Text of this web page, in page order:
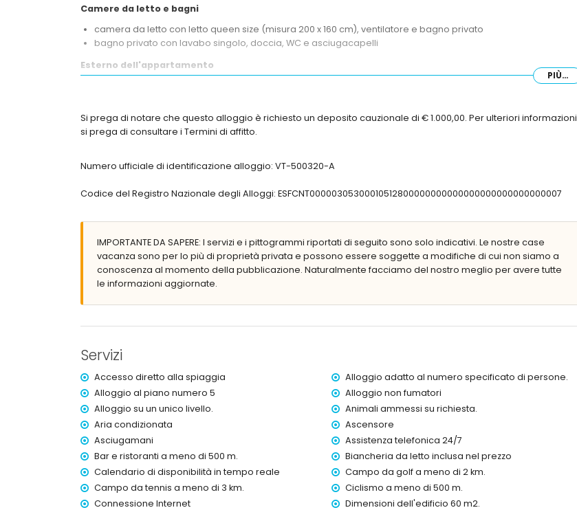
Camere da letto e bagni
camera da letto con letto queen size (misura 200 x 160 cm), ventilatore e bagno privato
bagno privato con lavabo singolo, doccia, WC e asciugacapelli
Esterno dell'appartamento
giardino comune con prato e alberi
terrazza coperta
area esterna per sedersi
città più vicina: Altea (a meno di 1000 metri dall'appartamento)
porto più vicino: Puerto de Altea (a meno di 3 chilometri dall'appartamento)
aeroporto più vicino: Alicante (a meno di 100 chilometri dall'appartamento)
secondo aeroporto più vicino: Valencia (superiore a 100 chilometri)
trasporto pubblico nelle vicinanze: autobus a meno di 500 metri e treno a meno di 1000 metri
vietato fumare
Il palazzo in cui si trova l'alloggio è dotato di ascensore.
aspirapolvere, ferro e asse da stiro
biancheria da letto e asciugamani
servizio di reception e servizio di emergenza 24 ore su 24
Strutture e servizi a pagamento aggiuntivo
servizio lavanderia
con aria condizionata
culla per bambini (su richiesta)
Attività di intrattenimento e svago per le vostre vacanze ad Altea, Costa Blanca
PIÙ...
Si prega di notare che questo alloggio è richiesto un deposito cauzionale di € 1.000,00. Per ulteriori informazioni
si prega di consultare i Termini di affitto.
Numero ufficiale di identificazione alloggio: VT-500320-A
Codice del Registro Nazionale degli Alloggi: ESFCNT00000305300010512800000000000000000000000000007
IMPORTANTE DA SAPERE: I servizi e i pittogrammi riportati di seguito sono solo indicativi. Le nostre case
vacanza sono per lo più di proprietà privata e possono essere soggette a modifiche di cui non siamo a
conoscenza al momento della pubblicazione. Naturalmente facciamo del nostro meglio per avere tutte
le informazioni aggiornate.
Servizi
Accesso diretto alla spiaggia
Alloggio adatto al numero specificato di persone.
Alloggio al piano numero 5
Alloggio non fumatori
Alloggio su un unico livello.
Animali ammessi su richiesta.
Aria condizionata
Ascensore
Asciugamani
Assistenza telefonica 24/7
Bar e ristoranti a meno di 500 m.
Biancheria da letto inclusa nel prezzo
Calendario di disponibilità in tempo reale
Campo da golf a meno di 2 km.
Campo da tennis a meno di 3 km.
Ciclismo a meno di 500 m.
Connessione Internet
Dimensioni dell'edificio 60 m2.